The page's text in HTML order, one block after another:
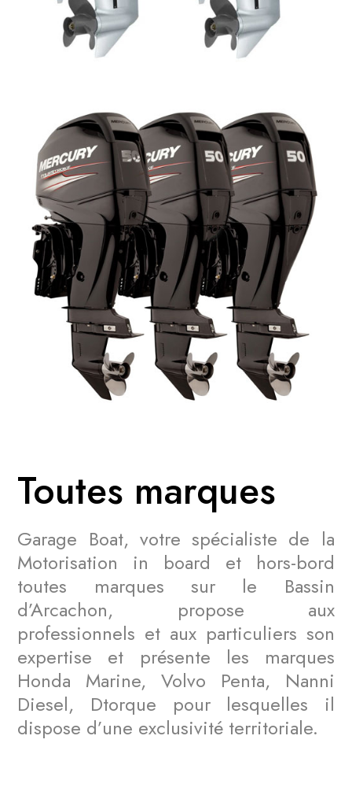
Toutes marques
Garage Boat, votre spécialiste de la
Motorisation in board et hors-bord
toutes marques sur le Bassin
d’Arcachon, propose aux
professionnels et aux particuliers son
expertise et présente les marques
Honda Marine, Volvo Penta, Nanni
Diesel, Dtorque pour lesquelles il
dispose d’une exclusivité territoriale.